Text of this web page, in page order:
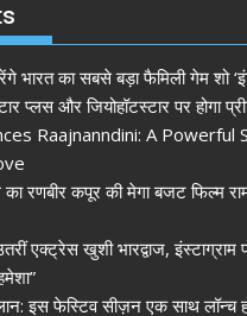
भारत का सबसे बड़ा फैमिली गेम शो
प्लस और जियोहॉटस्टार पर होगा
Raajnanndini: A Powerful
का रणबीर कपूर की मेगा बजट फिल्म
एक्ट्रेस खुशी भारद्वाज, इंस्टाग्राम
इस फेस्टिव सीज़न एक साथ लॉन्च